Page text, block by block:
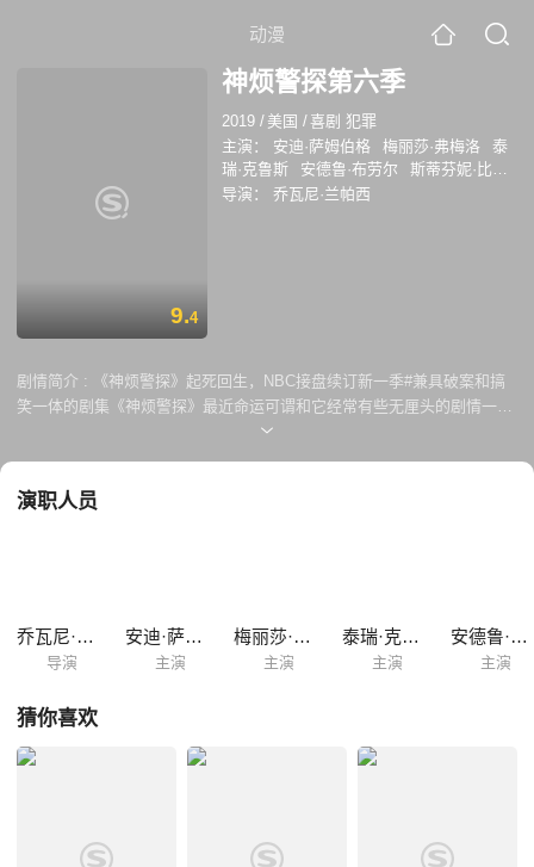
动漫
9.4
神烦警探第六季
2019 / 美国 /喜剧 犯罪
主演：
安迪·萨姆伯格 梅丽莎·弗梅洛
泰
瑞·克鲁斯
安德鲁·布劳尔
斯蒂芬妮·比翠
丝
乔·洛·特鲁格里奥
导演： 乔瓦尼·兰帕西
剧情简介 :
《神烦警探》起死回生，NBC接盘续订新一季#兼具破案和搞
笑一体的剧集《神烦警探》最近命运可谓和它经常有些无厘头的剧情一样
了。昨天Fox宣布取消续订该剧第六季，这让该剧的广大粉丝们心碎不
NBC将续订剧集第六季，共12集。NBC曾经是非黄金时段喜剧霸主，但近
演职人员
乔瓦尼·兰帕西
导演
安迪·萨姆伯格
主演
梅丽莎·弗梅洛
主演
泰瑞·克鲁斯
主演
安德鲁·布劳尔
主演
猜你喜欢